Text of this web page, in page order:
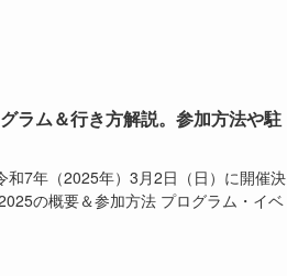
ラム＆行き方解説。参加方法や駐
7年（2025年）3月2日（日）に開催決
の概要＆参加方法 プログラム・イベ